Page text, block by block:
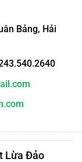
Bảng, Hải
Lừa Đảo